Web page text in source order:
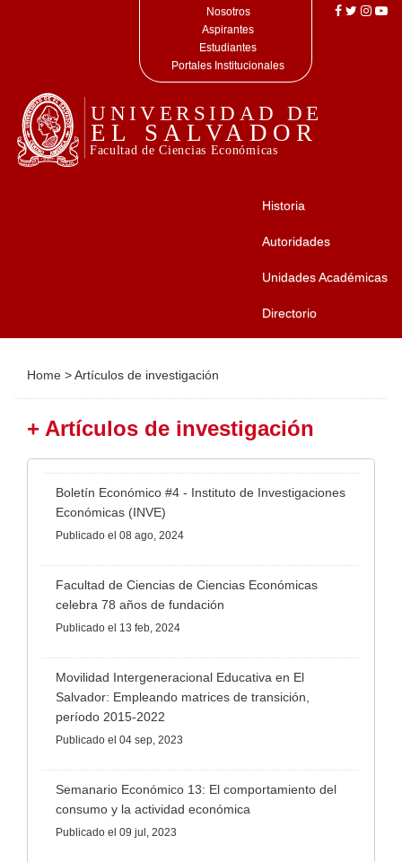
Nosotros
Aspirantes
Estudiantes
Portales Institucionales
Historia
Autoridades
Unidades Académicas
Directorio
Home >Artículos de investigación
+ Artículos de investigación
Boletín Económico #4 - Instituto de Investigaciones
Económicas (INVE)
Publicado el 08 ago, 2024
Facultad de Ciencias de Ciencias Económicas
celebra 78 años de fundación
Publicado el 13 feb, 2024
Movilidad Intergeneracional Educativa en El
Salvador: Empleando matrices de transición,
período 2015-2022
Publicado el 04 sep, 2023
Semanario Económico 13: El comportamiento del
consumo y la actividad económica
Publicado el 09 jul, 2023